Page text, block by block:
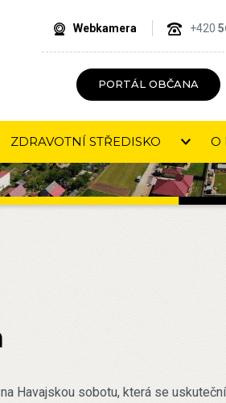
Webkamera +420
PORTÁL OBČANA
ZDRAVOTNÍ STŘEDISKO O
Havajskou sobotu, která se